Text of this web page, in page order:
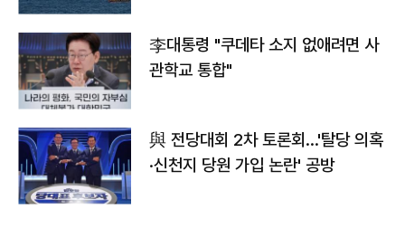
李대통령 "쿠데타 소지 없애려면 사
관학교 통합"
與 전당대회 2차 토론회…'탈당 의혹
·신천지 당원 가입 논란' 공방